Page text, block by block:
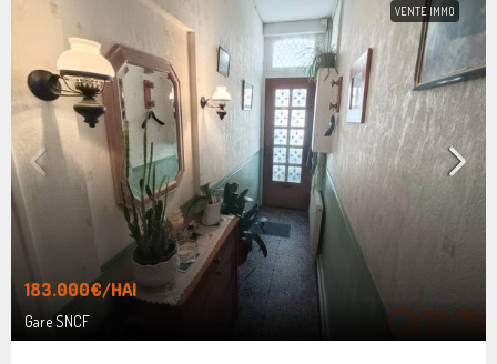
VENTE IMMO
183.000€/HAI
Gare SNCF